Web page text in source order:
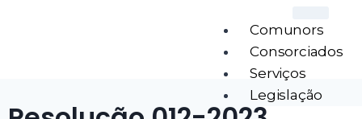
Comunors
Consorciados
Serviços
Legislação